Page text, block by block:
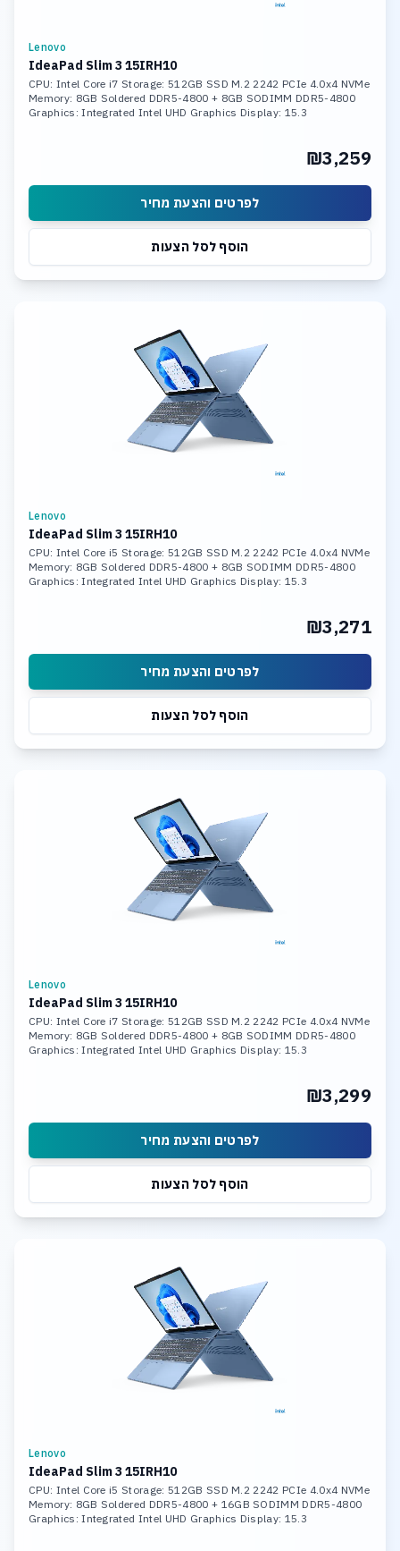
Lenovo
IdeaPad Slim 3 15IRH10
CPU: Intel Core i7 Storage: 512GB SSD M.2 2242 PCIe 4.0x4 NVMe
Memory: 8GB Soldered DDR5-4800 + 8GB SODIMM DDR5-4800
Graphics: Integrated Intel UHD Graphics Display: 15.3
₪3,259
לפרטים והצעת מחיר
הוסף לסל הצעות
Lenovo
IdeaPad Slim 3 15IRH10
CPU: Intel Core i5 Storage: 512GB SSD M.2 2242 PCIe 4.0x4 NVMe
Memory: 8GB Soldered DDR5-4800 + 8GB SODIMM DDR5-4800
Graphics: Integrated Intel UHD Graphics Display: 15.3
₪3,271
לפרטים והצעת מחיר
הוסף לסל הצעות
Lenovo
IdeaPad Slim 3 15IRH10
CPU: Intel Core i7 Storage: 512GB SSD M.2 2242 PCIe 4.0x4 NVMe
Memory: 8GB Soldered DDR5-4800 + 8GB SODIMM DDR5-4800
Graphics: Integrated Intel UHD Graphics Display: 15.3
₪3,299
לפרטים והצעת מחיר
הוסף לסל הצעות
Lenovo
IdeaPad Slim 3 15IRH10
CPU: Intel Core i5 Storage: 512GB SSD M.2 2242 PCIe 4.0x4 NVMe
Memory: 8GB Soldered DDR5-4800 + 16GB SODIMM DDR5-4800
Graphics: Integrated Intel UHD Graphics Display: 15.3